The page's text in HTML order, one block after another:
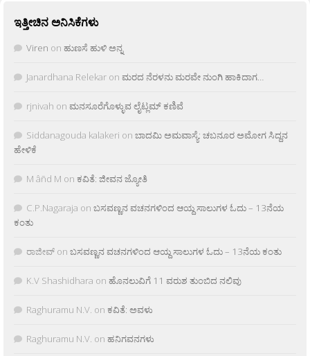
ಇತ್ತೀಚಿನ ಅನಿಸಿಕೆಗಳು
Viren on ಹುಣಸೆ ಹುಳಿ ಅನ್ನ
Janardhana Relekar on ಮರದ ನೆರಳನು ಮರವೇ ನುಂಗಿ ಹಾಕಿದಾಗ…
rjnivah on ಮನಸೂರೆಗೊಳ್ಳುವ ಲೈಟ್ಲಮ್ ಕಣಿವೆ
Siddanagouda kalakeri on ಬಾದಮಿ ಅಮವಾಸ್ಯೆ: ಚಬನೂರ ಅಮೋಗ ಸಿದ್ದನ
ಹೇಳಿಕೆ
M âñd M on ಕವಿತೆ: ಜೀವನ ಜ್ಯೋತಿ
C.P.Nagaraja on ಬಸವಣ್ಣನ ವಚನಗಳಿಂದ ಆಯ್ದ ಸಾಲುಗಳ ಓದು – 13ನೆಯ
ಕಂತು
ರಾಜೀವ್ on ಬಸವಣ್ಣನ ವಚನಗಳಿಂದ ಆಯ್ದ ಸಾಲುಗಳ ಓದು – 13ನೆಯ ಕಂತು
K.V Shashidhara on ಹೊನಲುವಿಗೆ 11 ವರುಶ ತುಂಬಿದ ನಲಿವು
Raghuramu N.V. on ಕವಿತೆ: ಅವಳು
Raghuramu N.V. on ಹನಿಗವನಗಳು